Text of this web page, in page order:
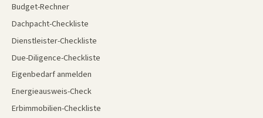
Budget-Rechner
Dachpacht-Checkliste
Dienstleister-Checkliste
Due-Diligence-Checkliste
Eigenbedarf anmelden
Energieausweis-Check
Erbimmobilien-Checkliste